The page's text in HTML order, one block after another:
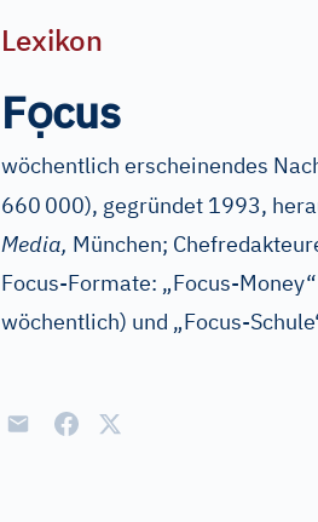
Lexikon
Fọcus
wöchentlich erscheinendes
660 000), gegründet 1993,
Media, München;
Focus-Formate: „Focus-
wöchentlich) und „Focus-